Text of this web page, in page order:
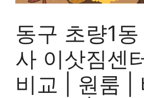
동구 초량1
사 이삿짐센
비교 | 원룸 |